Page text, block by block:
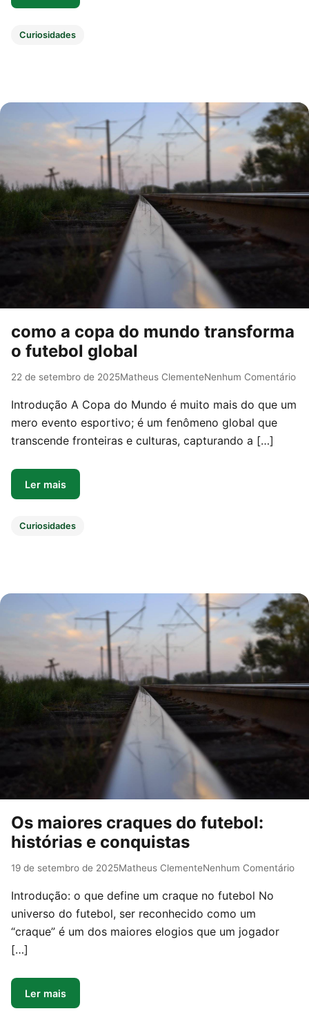
Curiosidades
como a copa do mundo transforma
o futebol global
22 de setembro de 2025Matheus ClementeNenhum Comentário
Introdução A Copa do Mundo é muito mais do que um
mero evento esportivo; é um fenômeno global que
transcende fronteiras e culturas, capturando a […]
Ler mais
Curiosidades
Os maiores craques do futebol:
histórias e conquistas
19 de setembro de 2025Matheus ClementeNenhum Comentário
Introdução: o que define um craque no futebol No
universo do futebol, ser reconhecido como um
“craque” é um dos maiores elogios que um jogador
[…]
Ler mais